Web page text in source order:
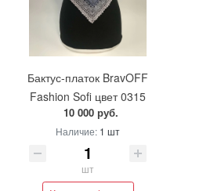
Бактус-платок BravOFF
Fashion Sofi цвет 0315
10 000 руб.
Наличие: 1 шт
шт